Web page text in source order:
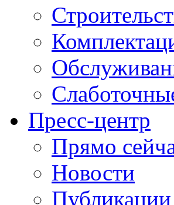
Пресс-центр
Прямо
Новости
Публикации